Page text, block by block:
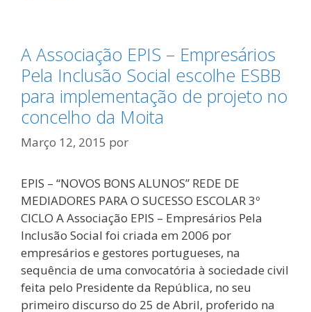
A Associação EPIS – Empresários
Pela Inclusão Social escolhe ESBB
para implementação de projeto no
concelho da Moita
Março 12, 2015 por
EPIS – “NOVOS BONS ALUNOS” REDE DE
MEDIADORES PARA O SUCESSO ESCOLAR 3º
CICLO A Associação EPIS – Empresários Pela
Inclusão Social foi criada em 2006 por
empresários e gestores portugueses, na
sequência de uma convocatória à sociedade civil
feita pelo Presidente da República, no seu
primeiro discurso do 25 de Abril, proferido na